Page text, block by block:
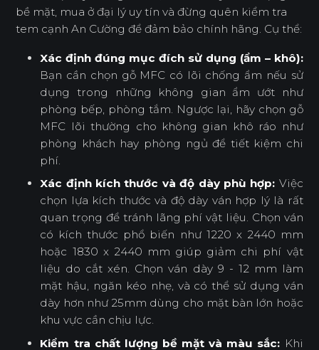
bề mặt, mua ở đại lý uy tín và đừng quên kiểm tra
tem cạnh An Cường để đảm bảo chính hãng. Cụ thể:
Xác định đúng mục đích sử dụng (ẩm – khô):
Bạn cần chọn gỗ MFC có lõi chống ẩm nếu sử
dụng trong những không gian ẩm ướt như
phòng bếp, phòng tắm. Ngược lại, hãy chọn gỗ
MFC lõi thường cho không gian khô ráo như
phòng khách hay phòng ngủ để tiết kiệm chi
phí.
Xác định kích thước và độ dày phù hợp: Việc
chọn lựa kích thước và độ dày ván hợp lý là rất
quan trọng để tránh lãng phí vật liệu. Chọn ván
có kích thước phổ biến như 1220 x 2440 mm
hoặc 1830 x 2440 mm giúp giảm chi phí vật
liệu do cắt xén. Chọn ván dày 9 - 12 mm làm
mặt hậu, ngăn kéo nhẹ, và có thể sử dụng ván
dày hơn như 25mm dùng cho mặt bàn lớn hoặc
khu vực cần chịu lực.
Kiểm tra chất lượng bề mặt và màu sắc: Khi